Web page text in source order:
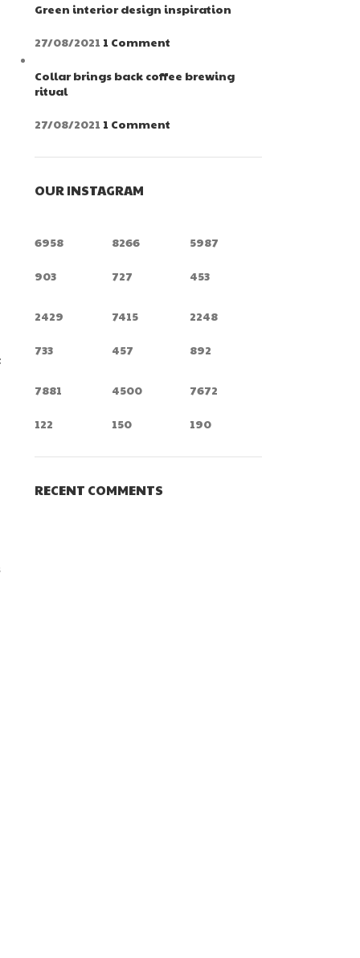
Green interior design inspiration
27/08/2021 1 Comment
Collar brings back coffee brewing
ritual
27/08/2021 1 Comment
OUR INSTAGRAM
6958
903
8266
727
5987
453
2429
733
7415
457
2248
892
7881
122
4500
150
7672
190
RECENT COMMENTS